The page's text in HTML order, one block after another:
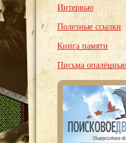
Интервью
Полезные ссылки
Книга памяти
Письма